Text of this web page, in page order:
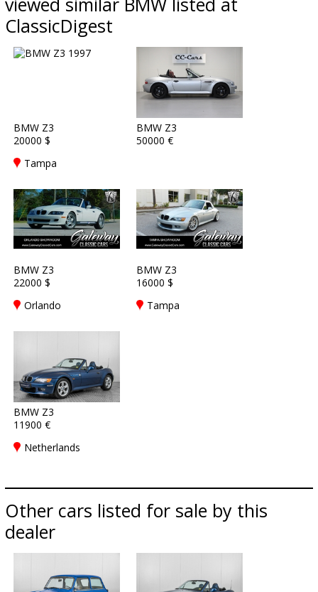
ClassicDigest
BMW Z3
20000 $
Tampa
BMW Z3
50000 €
BMW Z3
22000 $
Orlando
BMW Z3
16000 $
Tampa
BMW Z3
11900 €
Netherlands
Other cars listed for sale by this
dealer